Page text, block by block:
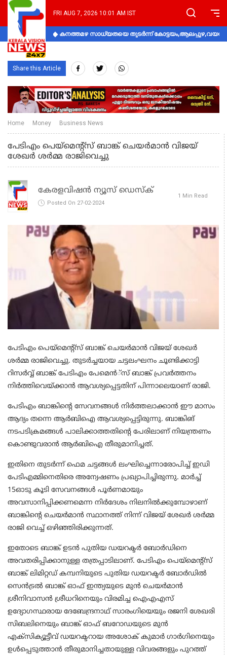
FRI AUG 7, 2026 10:01 AM IST
കനത്തമഴ സാധ്യതയെ തുടർന്ന്
Share this Article
Home Money Business News
പേടിഎം പെയ്മെന്റ്സ് ബാങ്ക് ചെയര്‍മാന്‍ വിജയ്
ശേഖര്‍ ശര്‍മ്മ രാജിവെച്ചു
കേരളവിഷൻ ന്യൂസ് ഡെസ്‌ക്
Posted On 27-02-2024
1 Min Read
പേടിഎം പെയ്‌മെന്റ്‌സ് ബാങ്ക് ചെയര്‍മാന്‍ വിജയ് ശേഖര്‍
ശര്‍മ്മ രാജിവെച്ചു. തുടര്‍ച്ചയായ ചട്ടലംഘനം ചൂണ്ടിക്കാട്ടി
റിസര്‍വ്വ് ബാങ്ക് പേടിഎം പേമെന്‍്‌സ് ബാങ്ക് പ്രവര്‍ത്തനം
നിര്‍ത്തിവെയ്ക്കാന്‍ ആവശ്യപ്പെട്ടതിന് പിന്നാലെയാണ് രാജി.
പേടിഎം ബാങ്കിന്റെ സേവനങ്ങള്‍ നിര്‍ത്തലാക്കാന്‍ ഈ മാസം
ആദ്യം തന്നെ ആര്‍ബിഐ ആവശ്യപ്പെട്ടിരുന്നു. ബാങ്കിങ്
നടപടിക്രമങ്ങള്‍ പാലിക്കാത്തതിന്റെ പേരിലാണ് നിയന്ത്രണം
കൊണ്ടുവരാന്‍ ആര്‍ബിഐ തീരുമാനിച്ചത്.
ഇതിനെ തുടര്‍ന്ന് ഫെമ ചട്ടങ്ങള്‍ ലംഘിച്ചെന്നാരോപിച്ച് ഇഡി
പേടിഎമ്മിനെതിരെ അന്വേഷണം പ്രഖ്യാപിച്ചിരുന്നു. മാര്‍ച്ച്
15ഓടു കൂടി സേവനങ്ങള്‍ പൂര്‍ണമായും
അവസാനിപ്പിക്കണമെന്ന നിര്‍ദേശം നിലനില്‍ക്കുമ്പോഴാണ്
ബാങ്കിന്റെ ചെയര്‍മാന്‍ സ്ഥാനത്ത് നിന്ന് വിജയ് ശേഖര്‍ ശര്‍മ്മ
രാജി വെച്ച് ഒഴിഞ്ഞിരിക്കുന്നത്.
ഇതോടെ ബാങ്ക് ഉടന്‍ പുതിയ ഡയറക്ടര്‍ ബോര്‍ഡിനെ
അവതരിപ്പിക്കാനുള്ള തത്രപ്പാടിലാണ്. പേടിഎം പെയ്‌മെന്റ്‌സ്
ബാങ്ക് ലിമിറ്റഡ് കമ്പനിയുടെ പുതിയ ഡയറക്ടര്‍ ബോര്‍ഡില്‍
സെന്‍ട്രല്‍ ബാങ്ക് ഓഫ് ഇന്ത്യയുടെ മുന്‍ ചെയര്‍മാന്‍
ശ്രീനിവാസന്‍ ശ്രീധറിനെയും വിരമിച്ച ഐഎഎസ്
ഉദ്യോഗസ്ഥരായ ദേബേന്ദ്രനാഥ് സാരംഗിയെയും രജനി ശേഖരി
സിബലിനെയും ബാങ്ക് ഓഫ് ബറോഡയുടെ മുന്‍
എക്‌സിക്യൂട്ടീവ് ഡയറക്ടറായ അശോക് കുമാര്‍ ഗാര്‍ഗിനെയും
ഉള്‍പ്പെടുത്താന്‍ തീരുമാനിച്ചതായുള്ള വിവരങ്ങളും പുറത്ത്